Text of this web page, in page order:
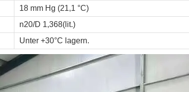
18 mm Hg (21,1 °C)
n20/D 1,368(lit.)
Unter +30°C lagern.